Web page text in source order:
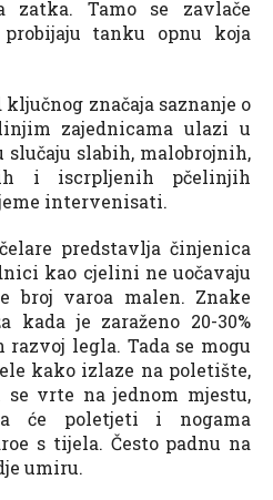
zatka. Tamo se zavlače
tanku opnu koja
ključnog značaja saznanje o
zajednicama ulazi u
slučaju slabih, malobrojnih,
i iscrpljenih pčelinjih
intervenisati.
predstavlja činjenica
kao cjelini ne uočavaju
broj varoa malen. Znake
kada je zaraženo 20-30%
razvoj legla. Tada se mogu
kako izlaze na poletište,
vrte na jednom mjestu,
će poletjeti i nogama
s tijela. Često padnu na
umiru.